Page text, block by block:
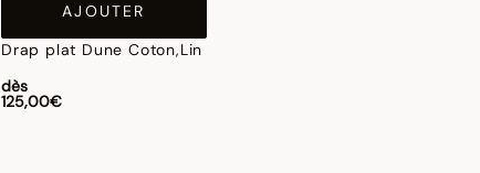
AJOUTER
Drap plat Dune Coton,Lin
dès
125,00€